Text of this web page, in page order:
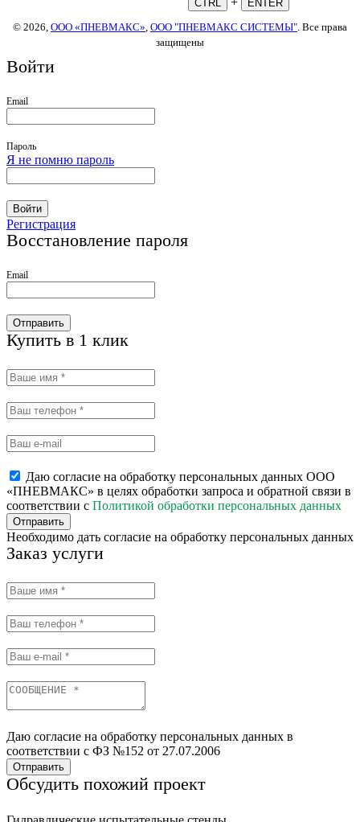
CTRL
ENTER
© 2026, ООО «ПНЕВМАКС», ООО "ПНЕВМАКС СИСТЕМЫ". Все права
защищены
Войти
Email
Пароль
Я не помню пароль
Войти
Регистрация
Восстановление пароля
Email
Отправить
Купить в 1 клик
Даю согласие на обработку персональных данных ООО
«ПНЕВМАКС» в целях обработки запроса и обратной связи в
соответствии с Политикой обработки персональных данных
Отправить
Необходимо дать согласие на обработку персональных данных
Заказ услуги
Даю согласие на обработку персональных данных в
соответствии с ФЗ №152 от 27.07.2006
Отправить
Обсудить похожий проект